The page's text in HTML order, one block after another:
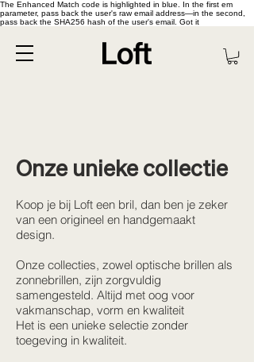
The Enhanced Match code is highlighted in blue. In the first em
parameter, pass back the user's raw email address—in the second,
pass back the SHA256 hash of the user's email. Got it
Onze unieke collectie
Koop je bij Loft een bril, dan ben je zeker
van een origineel en handgemaakt
design.
Onze collecties, zowel optische brillen als
zonnebrillen, zijn zorgvuldig
samengesteld. Altijd met oog voor
vakmanschap, vorm en kwaliteit
Het is een unieke selectie zonder
toegeving in kwaliteit.